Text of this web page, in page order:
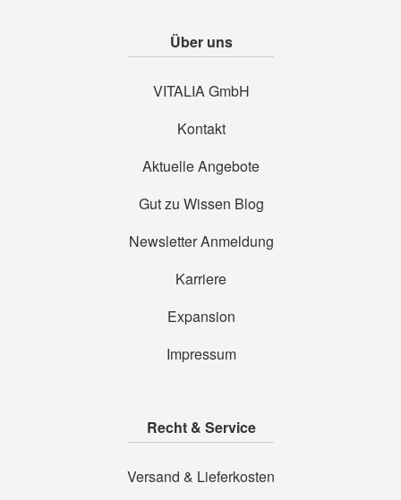
Über uns
VITALIA GmbH
Kontakt
Aktuelle Angebote
Gut zu Wissen Blog
Newsletter Anmeldung
Karriere
Expansion
Impressum
Recht & Service
Versand & Lieferkosten